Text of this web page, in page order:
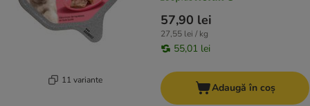
11 variante
57,90 lei
27,55 lei / kg
55,01 lei
Adaugă în coș